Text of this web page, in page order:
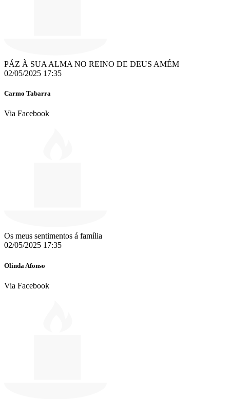
PÁZ À SUA ALMA NO REINO DE DEUS AMÉM
02/05/2025 17:35
Carmo Tabarra
Via Facebook
Os meus sentimentos á família
02/05/2025 17:35
Olinda Afonso
Via Facebook